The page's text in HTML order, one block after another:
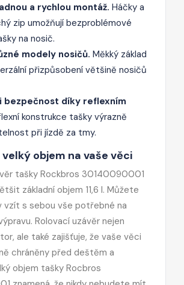
a rychlou montáž. Háčky a
zip umožňují bezproblémové
na nosič.
modely nosičů. Měkký základ
přizpůsobení většině nosičů
bezpečnost díky reflexním
konstrukce tašky výrazně
při jízdě za tmy.
objem na vaše věci
tašky Rockbros 30140090001
základní objem 11,6 l. Můžete
vzít s sebou vše potřebné na
Rolovací uzávěr nejen
ale také zajišťuje, že vaše věci
chráněny před deštěm a
objem tašky Rocbros